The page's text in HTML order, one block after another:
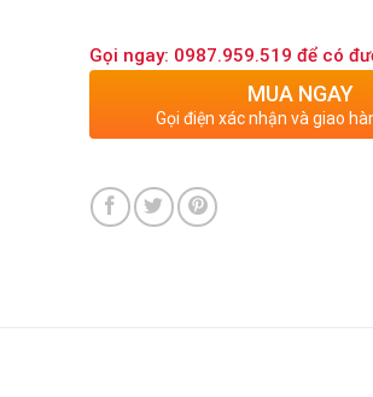
Gọi ngay: 0987.959.519 để có
MUA NGAY
Gọi điện xác nhận và giao